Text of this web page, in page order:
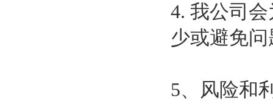
4. 我公司
少或避免
5、风险和